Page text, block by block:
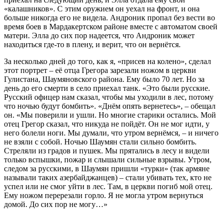
«калашников». С этим оружием он уехал на фронт, и она
больше никогда его не видела. Андроник пропал без вести во
время боев в Мардакертском районе вместе с автоматом своей
матери. Элла до сих пор надеется, что Андроник может
находиться где-то в плену, и верит, что он вернётся.
За несколько дней до того, как я, «присев на колено», сделал
этот портрет – её отца Грегора зарезали ножом в церкви
Гулистана, Шаумяновского района. Ему было 70 лет. Но за
день до его смерти в село приехал танк. «Это были русские.
Русский офицер нам сказал, чтобы мы уходили в лес, потому
что ночью будут бомбить». «Днём опять вернетесь», – обещал
он. «Мы поверили и ушли. Но многие старики остались. Мой
отец Грегор сказал, что никуда не пойдёт. Он не мог идти, у
него болели ноги. Мы думали, что утром вернёмся, – и ничего
не взяли с собой. Ночью Шаумян стали сильно бомбить.
Стреляли из градов и пушек. Мы прятались в лесу и видели
только вспышки, пожар и слышали сильные взрывы. Утром,
следом за русскими, в Шаумян пришли «турки» (так армяне
называли таких азербайджанцев) – стали убивать тех, кто не
успел или не смог уйти в лес. Там, в церкви погиб мой отец.
Ему ножом перерезали горло. Я не могла утром вернуться
домой. До сих пор не могу…»